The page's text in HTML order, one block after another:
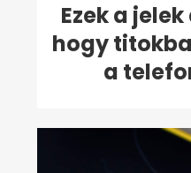
Ezek a
hogy
a